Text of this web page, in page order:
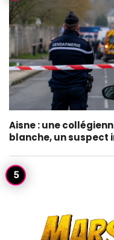
Aisne : une
blanche, un suspect